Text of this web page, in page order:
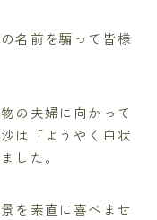
名前を騙って皆様
の夫婦に向かって
は「ようやく白状
した。
を素直に喜べませ